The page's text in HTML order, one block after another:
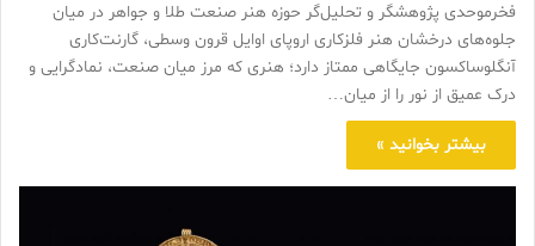
فخرموحدی پژوهشگر و تحلیل‌گر حوزه هنر صنعت طلا و جواهر در میان
جلوه‌های درخشان هنر فلزکاری اروپای اوایل قرون وسطی، گارنت‌کاری
آنگلوساکسون جایگاهی ممتاز دارد؛ هنری که مرز میان صنعت، نمادگرایی و
درک عمیق از نور را از میان…
بیشتر بخوانید »